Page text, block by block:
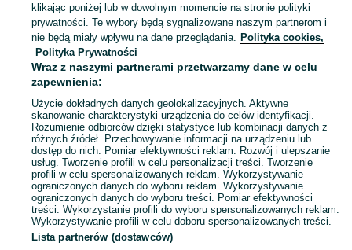
Mapa kategorii
Mapa miejscowości
Mapa ministron
Popularne wyszukiwania
klikając poniżej lub w dowolnym momencie na stronie polityki
prywatności. Te wybory będą sygnalizowane naszym partnerom i
nie będą miały wpływu na dane przeglądania. Polityka cookies,
Polityka Prywatności
Wraz z naszymi partnerami przetwarzamy dane w celu
zapewnienia:
Użycie dokładnych danych geolokalizacyjnych. Aktywne
skanowanie charakterystyki urządzenia do celów identyfikacji.
Rozumienie odbiorców dzięki statystyce lub kombinacji danych z
różnych źródeł. Przechowywanie informacji na urządzeniu lub
dostęp do nich. Pomiar efektywności reklam. Rozwój i ulepszanie
usług. Tworzenie profili w celu personalizacji treści. Tworzenie
profili w celu spersonalizowanych reklam. Wykorzystywanie
ograniczonych danych do wyboru reklam. Wykorzystywanie
ograniczonych danych do wyboru treści. Pomiar efektywności
treści. Wykorzystanie profili do wyboru spersonalizowanych reklam.
Wykorzystywanie profili w celu doboru spersonalizowanych treści.
Lista partnerów (dostawców)